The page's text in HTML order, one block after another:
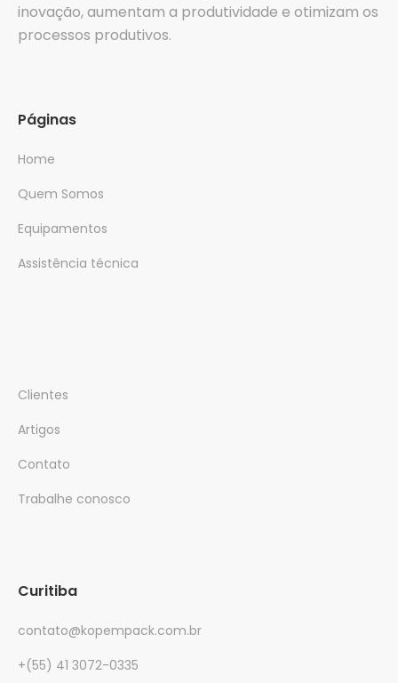
inovação, aumentam a produtividade e otimizam os
processos produtivos.
Páginas
Home
Quem Somos
Equipamentos
Assistência técnica
Clientes
Artigos
Contato
Trabalhe conosco
Curitiba
contato@kopempack.com.br
+(55) 41 3072-0335